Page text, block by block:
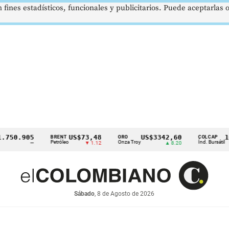
BRENT
Petróleo
US$73,48
▼ 1.12
ORO
Onza Troy
US$3342,60 COLCAP
Índ. Bursátil
Sábado, 8 de Agosto de 2026
estadísticos, funcionales y publicitarios. Puede aceptarlas